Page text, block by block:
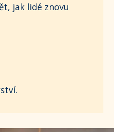
jak lidé znovu